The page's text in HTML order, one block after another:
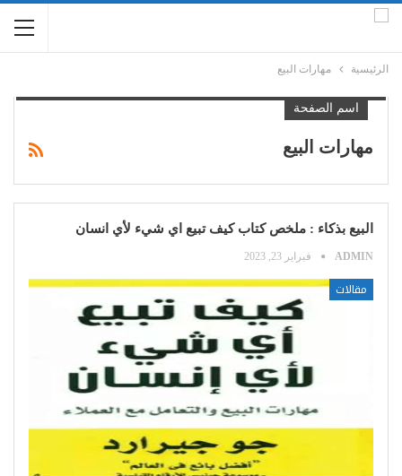
الرئيسية مهارات البيع
اسم الصفحة
مهارات البيع
البيع بذكاء : ملخص كتاب كيف تبيع اي شيء لأي انسان
ADMIN فبراير 23, 2023
مقالات